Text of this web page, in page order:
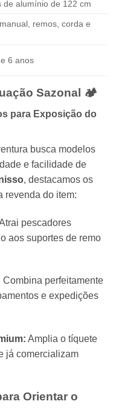
de alumínio de 122 cm
remos, corda e
6 anos
Sazonal 🏕️
para Exposição do
busca modelos
e facilidade de
, destacamos os
revenda do item:
pescadores
aos suportes de remo
Combina perfeitamente
e expedições
Amplia o tíquete
já comercializam
Orientar o